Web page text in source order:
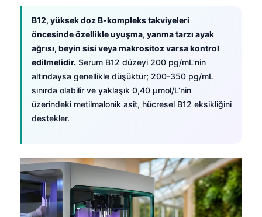
B12, yüksek doz B-kompleks takviyeleri
öncesinde özellikle uyuşma, yanma tarzı ayak
ağrısı, beyin sisi veya makrositoz varsa kontrol
edilmelidir. Serum B12 düzeyi 200 pg/mL’nin
altındaysa genellikle düşüktür; 200-350 pg/mL
sınırda olabilir ve yaklaşık 0,40 µmol/L’nin
üzerindeki metilmalonik asit, hücresel B12 eksikliğini
destekler.